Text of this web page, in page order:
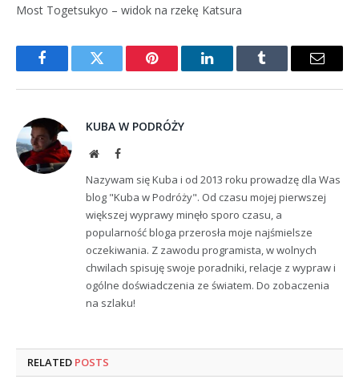
Most Togetsukyo – widok na rzekę Katsura
FacebookTwitter Pinterest LinkedInTumblr Email
KUBA W PODRÓŻY
WebsiteFacebook
Nazywam się Kuba i od 2013 roku prowadzę dla Was
blog "Kuba w Podróży". Od czasu mojej pierwszej
większej wyprawy minęło sporo czasu, a
popularność bloga przerosła moje najśmielsze
oczekiwania. Z zawodu programista, w wolnych
chwilach spisuję swoje poradniki, relacje z wypraw i
ogólne doświadczenia ze światem. Do zobaczenia
na szlaku!
RELATED POSTS